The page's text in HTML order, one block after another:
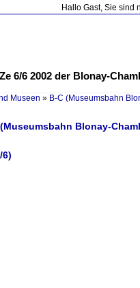
Hallo Gast, Sie sind
6/6 2002 der Blonay-
Museen » B-C (Museumsbahn
Blonay-
6)